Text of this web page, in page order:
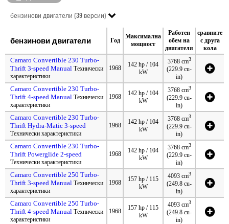
бензинови двигатели (39 версии)
бензинови двигатели Год
Максимална
мощност
Работен
обем на
двигателя
сравните
с друга
кола
Camaro Convertible 230 Turbo-
Thrift 3-speed Manual Технически
характеристики
1968
142 hp / 104
kW
3768 cm3
(229.9 cu-
in)
Camaro Convertible 230 Turbo-
Thrift 4-speed Manual Технически
характеристики
1968
142 hp / 104
kW
3768 cm3
(229.9 cu-
in)
Camaro Convertible 230 Turbo-
Thrift Hydra-Matic 3-speed
Технически характеристики
1968
142 hp / 104
kW
3768 cm3
(229.9 cu-
in)
Camaro Convertible 230 Turbo-
Thrift Powerglide 2-speed
Технически характеристики
1968
142 hp / 104
kW
3768 cm3
(229.9 cu-
in)
Camaro Convertible 250 Turbo-
Thrift 3-speed Manual Технически
характеристики
1968
157 hp / 115
kW
4093 cm3
(249.8 cu-
in)
Camaro Convertible 250 Turbo-
Thrift 4-speed Manual Технически
характеристики
1968
157 hp / 115
kW
4093 cm3
(249.8 cu-
in)